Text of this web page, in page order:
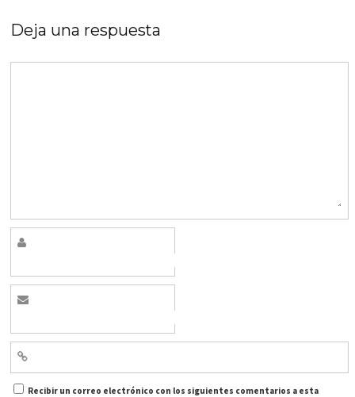
Deja una respuesta
Recibir un correo electrónico con los siguientes comentarios a esta